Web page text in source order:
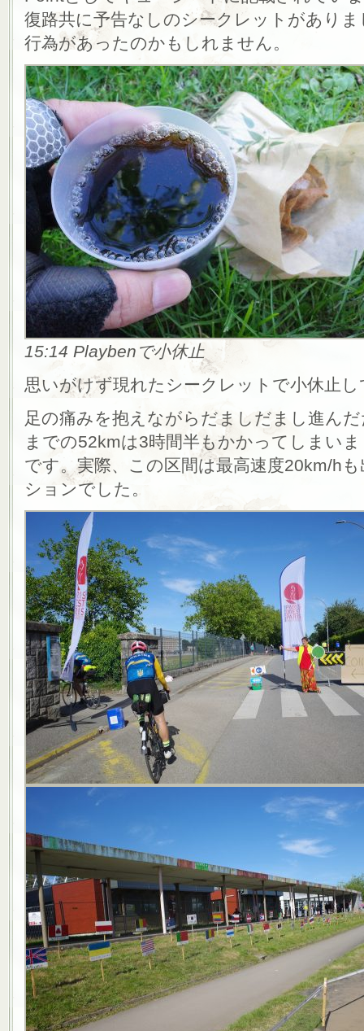
復路共に予告なしのシークレットがあり
行為があったのかもしれません。
15:14 Playbenで小休止
思いがけず現れたシークレットで小休止
足の痛みを抱えながらだましだまし進ん
までの52kmは3時間半もかかってしまい
です。実際、この区間は最高速度20km/h
ションでした。